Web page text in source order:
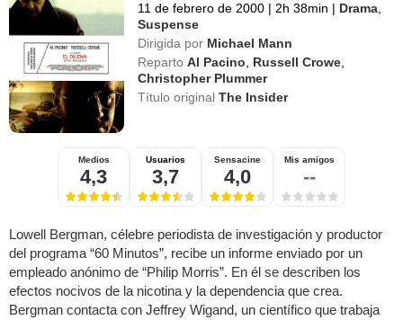
11 de febrero de 2000 | 2h 38min | Drama,
Suspense
Dirigida por Michael Mann
Reparto Al Pacino, Russell Crowe,
Christopher Plummer
Título originalThe Insider
Medios
4,3
Usuarios
3,7
Sensacine
4,0
Mis amigos
--
Lowell Bergman, célebre periodista de investigación y productor
del programa “60 Minutos”, recibe un informe enviado por un
empleado anónimo de “Philip Morris”. En él se describen los
efectos nocivos de la nicotina y la dependencia que crea.
Bergman contacta con Jeffrey Wigand, un científico que trabaja